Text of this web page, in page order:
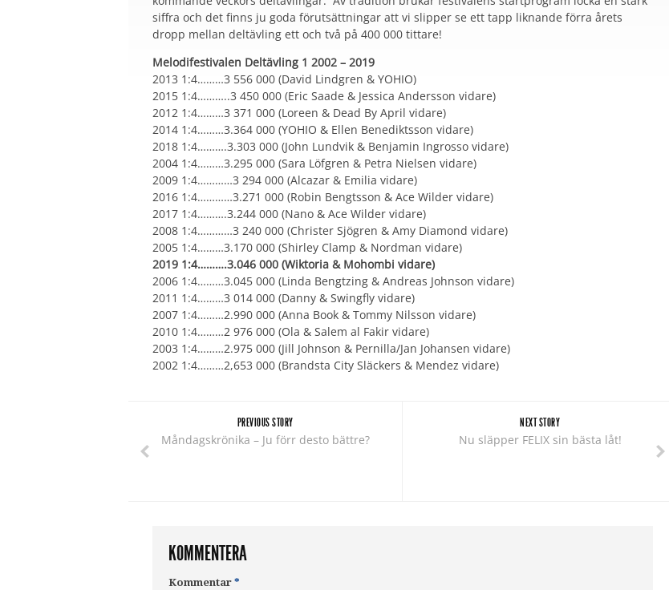
siffra och det finns ju goda förutsättningar att vi slipper se ett tapp liknande förra årets
dropp mellan deltävling ett och två på 400 000 tittare!
Melodifestivalen Deltävling 1 2002 – 2019
2013 1:4………3 556 000 (David Lindgren & YOHIO)
2015 1:4………..3 450 000 (Eric Saade & Jessica Andersson vidare)
2012 1:4………3 371 000 (Loreen & Dead By April vidare)
2014 1:4………3.364 000 (YOHIO & Ellen Benediktsson vidare)
2018 1:4……….3.303 000 (John Lundvik & Benjamin Ingrosso vidare)
2004 1:4………3.295 000 (Sara Löfgren & Petra Nielsen vidare)
2009 1:4…………3 294 000 (Alcazar & Emilia vidare)
2016 1:4…………3.271 000 (Robin Bengtsson & Ace Wilder vidare)
2017 1:4……….3.244 000 (Nano & Ace Wilder vidare)
2008 1:4…………3 240 000 (Christer Sjögren & Amy Diamond vidare)
2005 1:4………3.170 000 (Shirley Clamp & Nordman vidare)
2019 1:4……….3.046 000 (Wiktoria & Mohombi vidare)
2006 1:4………3.045 000 (Linda Bengtzing & Andreas Johnson vidare)
2011 1:4………3 014 000 (Danny & Swingfly vidare)
2007 1:4………2.990 000 (Anna Book & Tommy Nilsson vidare)
2010 1:4………2 976 000 (Ola & Salem al Fakir vidare)
2003 1:4………2.975 000 (Jill Johnson & Pernilla/Jan Johansen vidare)
2002 1:4………2,653 000 (Brandsta City Släckers & Mendez vidare)
PREVIOUS STORY
Måndagskrönika – Ju förr desto bättre?
NEXT STORY
Nu släpper FELIX sin bästa låt!
KOMMENTERA
Kommentar *